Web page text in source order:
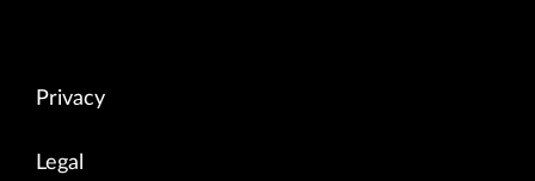
Privacy
Legal